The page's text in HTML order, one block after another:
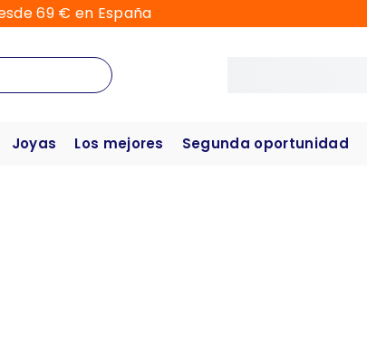
69 € en España
Joyas Los mejores Segunda oportunidad